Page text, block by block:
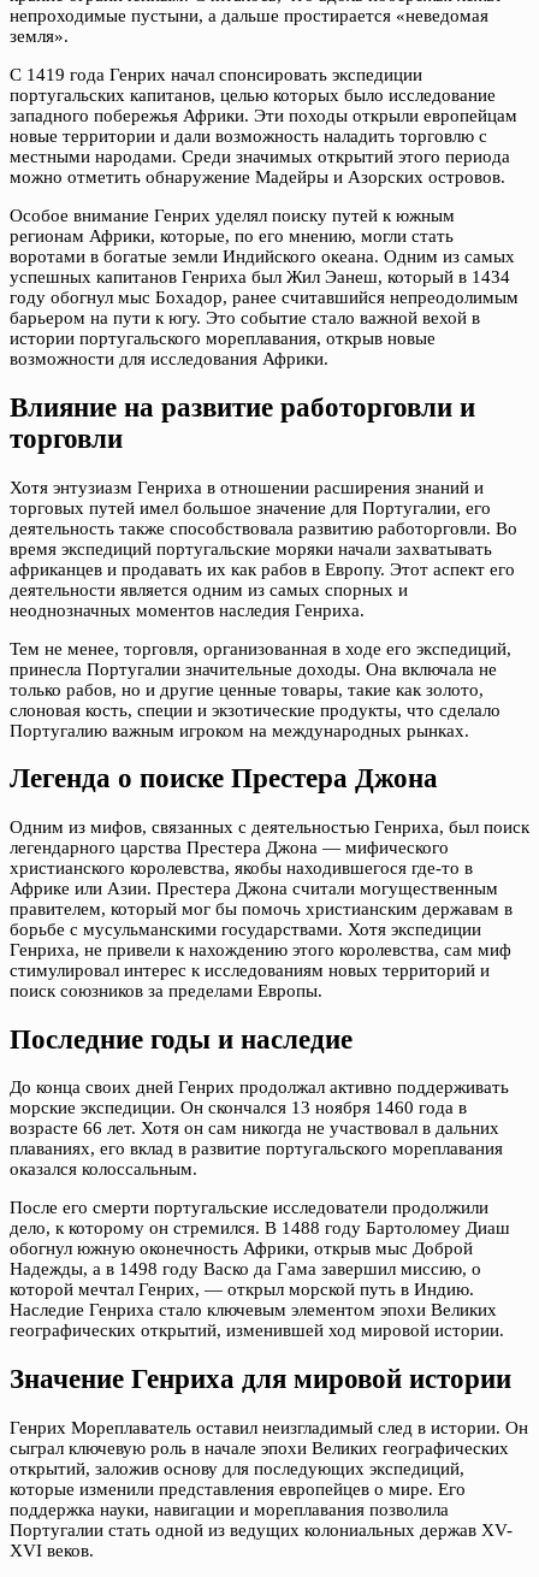
непроходимые пустыни, а дальше простирается «неведомая
земля».
С 1419 года Генрих начал спонсировать экспедиции
португальских капитанов, целью которых было исследование
западного побережья Африки. Эти походы открыли европейцам
новые территории и дали возможность наладить торговлю с
местными народами. Среди значимых открытий этого периода
можно отметить обнаружение Мадейры и Азорских островов.
Особое внимание Генрих уделял поиску путей к южным
регионам Африки, которые, по его мнению, могли стать
воротами в богатые земли Индийского океана. Одним из самых
успешных капитанов Генриха был Жил Эанеш, который в 1434
году обогнул мыс Бохадор, ранее считавшийся непреодолимым
барьером на пути к югу. Это событие стало важной вехой в
истории португальского мореплавания, открыв новые
возможности для исследования Африки.
Влияние на развитие работорговли и
торговли
Хотя энтузиазм Генриха в отношении расширения знаний и
торговых путей имел большое значение для Португалии, его
деятельность также способствовала развитию работорговли. Во
время экспедиций португальские моряки начали захватывать
африканцев и продавать их как рабов в Европу. Этот аспект его
деятельности является одним из самых спорных и
неоднозначных моментов наследия Генриха.
Тем не менее, торговля, организованная в ходе его экспедиций,
принесла Португалии значительные доходы. Она включала не
только рабов, но и другие ценные товары, такие как золото,
слоновая кость, специи и экзотические продукты, что сделало
Португалию важным игроком на международных рынках.
Легенда о поиске Престера Джона
Одним из мифов, связанных с деятельностью Генриха, был поиск
легендарного царства Престера Джона — мифического
христианского королевства, якобы находившегося где-то в
Африке или Азии. Престера Джона считали могущественным
правителем, который мог бы помочь христианским державам в
борьбе с мусульманскими государствами. Хотя экспедиции
Генриха, не привели к нахождению этого королевства, сам миф
стимулировал интерес к исследованиям новых территорий и
поиск союзников за пределами Европы.
Последние годы и наследие
До конца своих дней Генрих продолжал активно поддерживать
морские экспедиции. Он скончался 13 ноября 1460 года в
возрасте 66 лет. Хотя он сам никогда не участвовал в дальних
плаваниях, его вклад в развитие португальского мореплавания
оказался колоссальным.
После его смерти португальские исследователи продолжили
дело, к которому он стремился. В 1488 году Бартоломеу Диаш
обогнул южную оконечность Африки, открыв мыс Доброй
Надежды, а в 1498 году Васко да Гама завершил миссию, о
которой мечтал Генрих, — открыл морской путь в Индию.
Наследие Генриха стало ключевым элементом эпохи Великих
географических открытий, изменившей ход мировой истории.
Значение Генриха для мировой истории
Генрих Мореплаватель оставил неизгладимый след в истории. Он
сыграл ключевую роль в начале эпохи Великих географических
открытий, заложив основу для последующих экспедиций,
которые изменили представления европейцев о мире. Его
поддержка науки, навигации и мореплавания позволила
Португалии стать одной из ведущих колониальных держав XV-
XVI веков.